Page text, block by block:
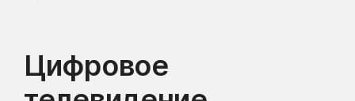
Цифровое